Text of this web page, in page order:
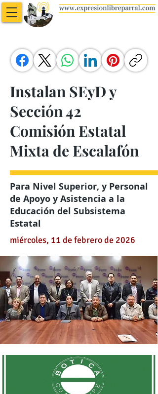
Instalan SEyD y
Sección 42
Comisión Estatal
Mixta de Escalafón
Para Nivel Superior, y Personal
de Apoyo y Asistencia a la
Educación del Subsistema
Estatal
miércoles, 11 de febrero de 2026